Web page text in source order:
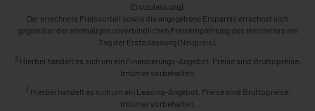
Erstzulassung).
Der errechnete Preisvorteil sowie die angegebene Ersparnis errechnet sich
gegenüber der ehemaligen unverbindlichen Preisempfehlung des Herstellers am
Tag der Erstzulassung (Neupreis).
2 Hierbei handelt es sich um ein Finanzierungs-Angebot. Preise sind Bruttopreise.
Irrtümer vorbehalten.
3 Hierbei handelt es sich um ein Leasing-Angebot. Preise sind Bruttopreise.
Irrtümer vorbehalten.